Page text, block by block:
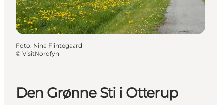
Den Grønne Sti i Otterup
Foto: Nina Flintegaard
© VisitNordfyn